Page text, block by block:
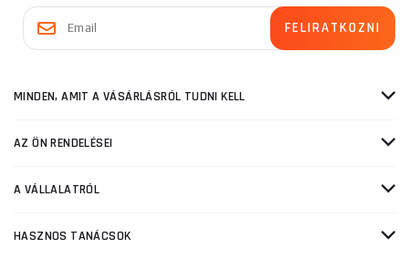
MINDEN, AMIT A VÁSÁRLÁSRÓL TUDNI KELL
AZ ÖN RENDELÉSEI
A VÁLLALATRÓL
HASZNOS TANÁCSOK